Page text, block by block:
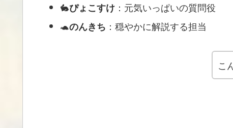
🐇ぴょこすけ：元気いっぱいの質問役
🐢のんきち ：穏やかに解説する担当
こ